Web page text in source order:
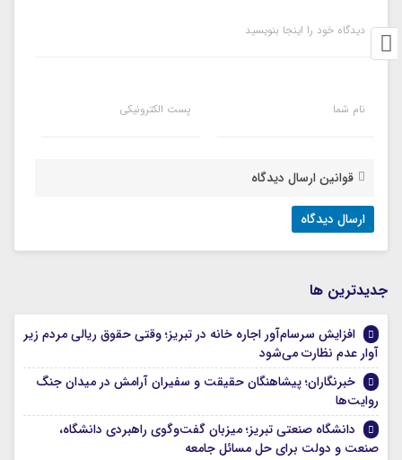
دیدگاه خود را اینجا بنویسید
نام شما پست الکترونیکی
قوانین ارسال دیدگاه
جديدترين ها
افزایش سرسام‌آور اجاره خانه در تبریز؛ وقتی حقوق ریالی مردم زیر
آوار عدم نظارت می‌شود
خبرنگاران؛ پیشاهنگان حقیقت و سفیران آرامش در میدان جنگ
روایت‌ها
دانشگاه صنعتی تبریز؛ میزبان گفت‌وگوی راهبردی دانشگاه،
صنعت و دولت برای حل مسائل جامعه